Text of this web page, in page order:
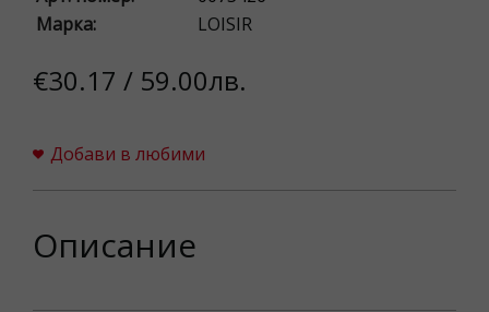
Марка:
LOISIR
€30.17 / 59.00лв.
Добави в любими
Описание